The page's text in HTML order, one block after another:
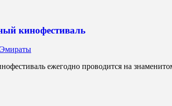
кинофестиваль
ежегодно проводится на